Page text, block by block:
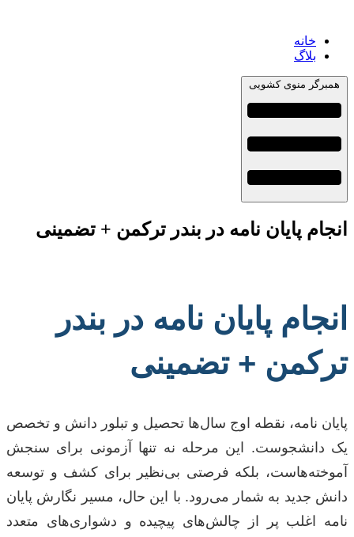
خانه
بلاگ
همبرگر منوی کشویی
انجام پایان نامه در بندر ترکمن + تضمینی
انجام پایان نامه در بندر
ترکمن + تضمینی
پایان نامه، نقطه اوج سال‌ها تحصیل و تبلور دانش و تخصص
یک دانشجوست. این مرحله نه تنها آزمونی برای سنجش
آموخته‌هاست، بلکه فرصتی بی‌نظیر برای کشف و توسعه
دانش جدید به شمار می‌رود. با این حال، مسیر نگارش پایان
نامه اغلب پر از چالش‌های پیچیده و دشواری‌های متعدد